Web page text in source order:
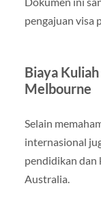
pengajuan visa
Biaya
Melbourne
Selain
internasional
pendidikan dan
Australia.